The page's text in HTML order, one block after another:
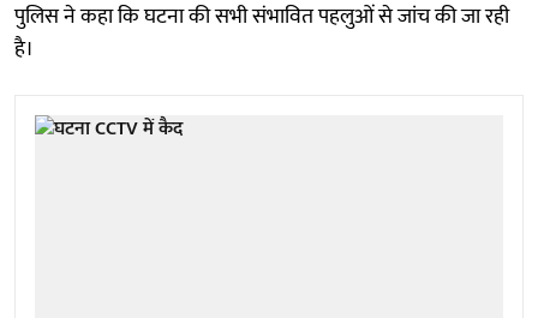
पुलिस ने कहा कि घटना की सभी संभावित पहलुओं से जांच की जा रही
है।